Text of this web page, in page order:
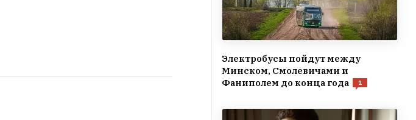
Электробусы пойдут между
Минском, Смолевичами и
Фаниполем до конца года
1